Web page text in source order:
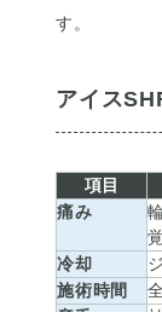
す。
アイス
項目
痛み
覚
冷却
施術時間